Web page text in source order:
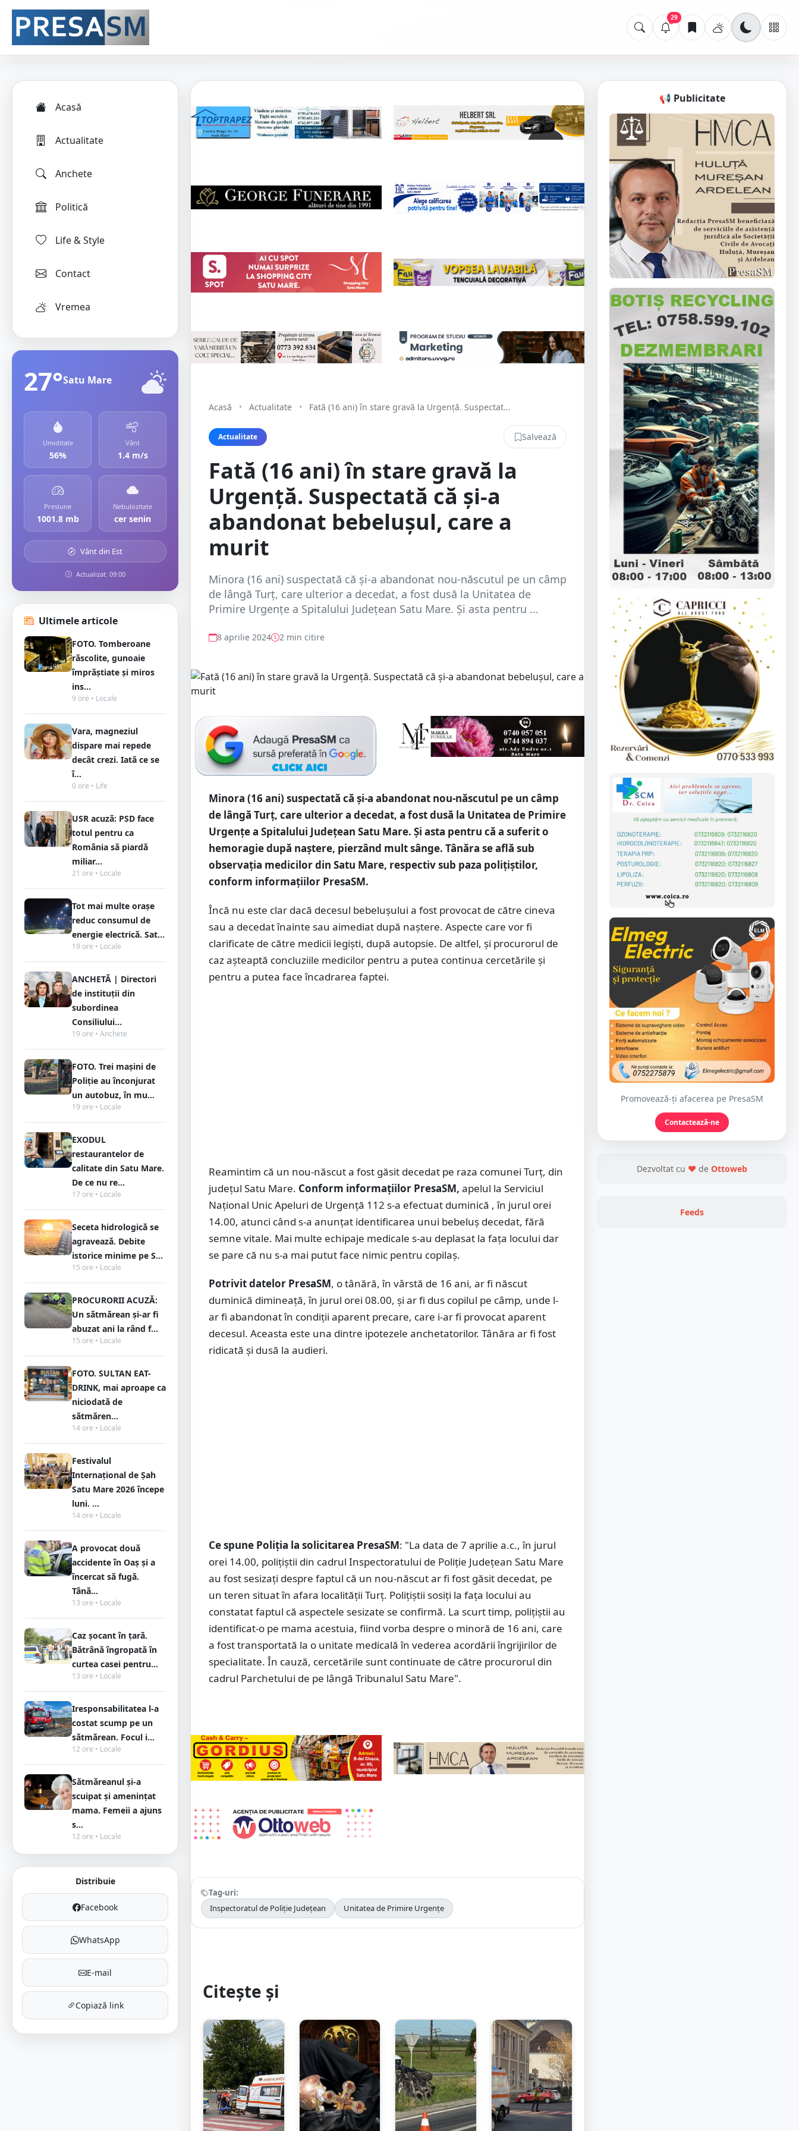
29
Acasă
Actualitate
Anchete
Politică
Life & Style
Contact
Vremea
27°Satu Mare
Umiditate
56%
Vânt
1.4 m/s
Presiune
1001.8 mb
Nebulozitate
cer senin
Vânt din Est
Actualizat: 09:00
Ultimele articole
FOTO. Tomberoane
răscolite, gunoaie
împrăștiate și miros
ins...
9 ore • Locale
Vara, magneziul
dispare mai repede
decât crezi. Iată ce se
î...
0 ore • Life
USR acuză: PSD face
totul pentru ca
România să piardă
miliar...
21 ore • Locale
Tot mai multe orașe
reduc consumul de
energie electrică. Sat...
19 ore • Locale
ANCHETĂ | Directori
de instituții din
subordinea
Consiliului...
19 ore • Anchete
FOTO. Trei mașini de
Poliție au înconjurat
un autobuz, în mu...
19 ore • Locale
EXODUL
restaurantelor de
calitate din Satu Mare.
De ce nu re...
17 ore • Locale
Seceta hidrologică se
agravează. Debite
istorice minime pe S...
15 ore • Locale
PROCURORII ACUZĂ:
Un sătmărean și-ar fi
abuzat ani la rând f...
15 ore • Locale
FOTO. SULTAN EAT-
DRINK, mai aproape ca
niciodată de
sătmăren...
14 ore • Locale
Festivalul
Internațional de Șah
Satu Mare 2026 începe
luni. ...
14 ore • Locale
A provocat două
accidente în Oaș și a
încercat să fugă.
Tână...
13 ore • Locale
Caz șocant în țară.
Bătrână îngropată în
curtea casei pentru...
13 ore • Locale
Iresponsabilitatea l-a
costat scump pe un
sătmărean. Focul i...
12 ore • Locale
Sătmăreanul și-a
scuipat și amenințat
mama. Femeii a ajuns
s...
12 ore • Locale
Distribuie
Facebook
WhatsApp
E-mail
Copiază link
Acasă • Actualitate • Fată (16 ani) în stare gravă la Urgență. Suspectat...
Actualitate Salvează
Fată (16 ani) în stare gravă la
Urgență. Suspectată că și-a
abandonat bebelușul, care a
murit
Minora (16 ani) suspectată că și-a abandonat nou-născutul pe un câmp
de lângă Turț, care ulterior a decedat, a fost dusă la Unitatea de
Primire Urgențe a Spitalului Județean Satu Mare. Și asta pentru ...
8 aprilie 2024 2 min citire
Minora (16 ani) suspectată că și-a abandonat nou-născutul pe un câmp
de lângă Turț, care ulterior a decedat, a fost dusă la Unitatea de Primire
Urgențe a Spitalului Județean Satu Mare. Și asta pentru că a suferit o
hemoragie după naștere, pierzând mult sânge. Tânăra se află sub
observația medicilor din Satu Mare, respectiv sub paza polițiștilor,
conform informațiilor PresaSM.
Încă nu este clar dacă decesul bebelușului a fost provocat de către cineva
sau a decedat înainte sau aimediat după naștere. Aspecte care vor fi
clarificate de către medicii legiști, după autopsie. De altfel, și procurorul de
caz așteaptă concluziile medicilor pentru a putea continua cercetările și
pentru a putea face încadrarea faptei.
Reamintim că un nou-născut a fost găsit decedat pe raza comunei Turț, din
județul Satu Mare. Conform informațiilor PresaSM, apelul la Serviciul
Național Unic Apeluri de Urgență 112 s-a efectuat duminică , în jurul orei
14.00, atunci când s-a anunțat identificarea unui bebeluș decedat, fără
semne vitale. Mai multe echipaje medicale s-au deplasat la fața locului dar
se pare că nu s-a mai putut face nimic pentru copilaș.
Potrivit datelor PresaSM, o tânără, în vârstă de 16 ani, ar fi născut
duminică dimineață, în jurul orei 08.00, și ar fi dus copilul pe câmp, unde l-
ar fi abandonat în condiții aparent precare, care i-ar fi provocat aparent
decesul. Aceasta este una dintre ipotezele anchetatorilor. Tânăra ar fi fost
ridicată și dusă la audieri.
Ce spune Poliția la solicitarea PresaSM: "La data de 7 aprilie a.c., în jurul
orei 14.00, polițiștii din cadrul Inspectoratului de Poliție Județean Satu Mare
au fost sesizați despre faptul că un nou-născut ar fi fost găsit decedat, pe
un teren situat în afara localității Turț. Polițiștii sosiți la fața locului au
constatat faptul că aspectele sesizate se confirmă. La scurt timp, polițiștii au
identificat-o pe mama acestuia, fiind vorba despre o minoră de 16 ani, care
a fost transportată la o unitate medicală în vederea acordării îngrijirilor de
specialitate. În cauză, cercetările sunt continuate de către procurorul din
cadrul Parchetului de pe lângă Tribunalul Satu Mare".
Tag-uri:
Inspectoratul de Poliție Județean
Unitatea de Primire Urgențe
Citește și
📢 Publicitate
Promovează-ți afacerea pe PresaSM
Contactează-ne
Dezvoltat cu ❤ de Ottoweb
Feeds